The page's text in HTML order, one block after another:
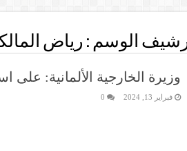
الوسم : رياض
وزيرة الخارجية الألمانية:
فبراير 13, 2024 0